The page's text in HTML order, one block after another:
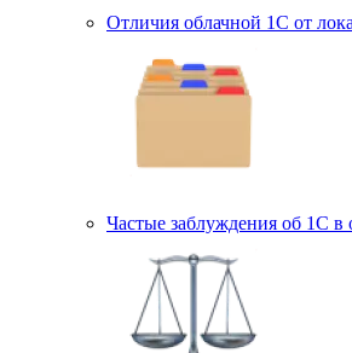
Отличия облачной 1С от
Частые заблуждения об 1С в